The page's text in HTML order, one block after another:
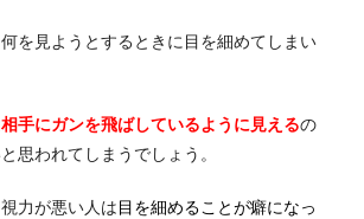
を見ようとするときに目を細めてしまい
相手にガンを飛ばしているように見えるの
思われてしまうでしょう。
力が悪い人は目を細めることが癖になっ